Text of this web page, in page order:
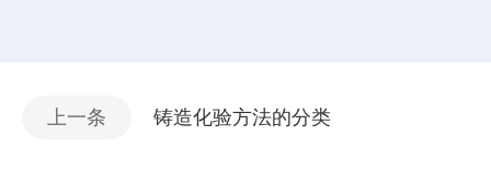
上一条 铸造化验方法的分类